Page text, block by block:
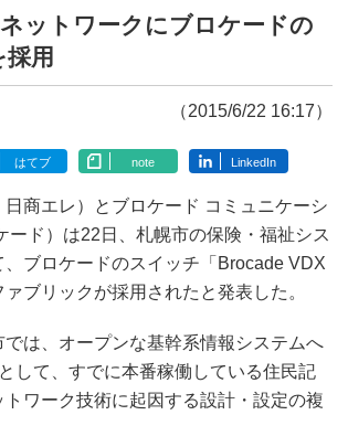
ットワークにブロケードの
用
（2015/6/22 16:17）
はてブ note LinkedIn
商エレ）とブロケード コミュニケーシ
ード）は22日、札幌市の保険・福祉シス
ブロケードのスイッチ「Brocade VDX
ブリックが採用されたと発表した。
は、オープンな基幹系情報システムへ
して、すでに本番稼働している住民記
ワーク技術に起因する設計・設定の複